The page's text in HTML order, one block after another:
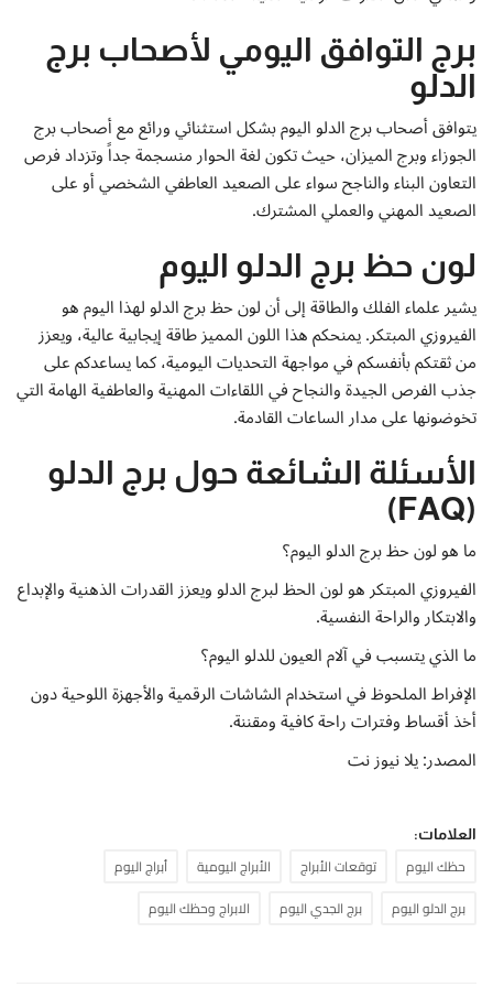
برج التوافق اليومي لأصحاب برج
الدلو
يتوافق أصحاب برج الدلو اليوم بشكل استثنائي ورائع مع أصحاب برج
الجوزاء وبرج الميزان، حيث تكون لغة الحوار منسجمة جداً وتزداد فرص
التعاون البناء والناجح سواء على الصعيد العاطفي الشخصي أو على
الصعيد المهني والعملي المشترك.
لون حظ برج الدلو اليوم
يشير علماء الفلك والطاقة إلى أن لون حظ برج الدلو لهذا اليوم هو
الفيروزي المبتكر. يمنحكم هذا اللون المميز طاقة إيجابية عالية، ويعزز
من ثقتكم بأنفسكم في مواجهة التحديات اليومية، كما يساعدكم على
جذب الفرص الجيدة والنجاح في اللقاءات المهنية والعاطفية الهامة التي
تخوضونها على مدار الساعات القادمة.
الأسئلة الشائعة حول برج الدلو
(FAQ)
ما هو لون حظ برج الدلو اليوم؟
الفيروزي المبتكر هو لون الحظ لبرج الدلو ويعزز القدرات الذهنية والإبداع
والابتكار والراحة النفسية.
ما الذي يتسبب في آلام العيون للدلو اليوم؟
الإفراط الملحوظ في استخدام الشاشات الرقمية والأجهزة اللوحية دون
أخذ أقساط وفترات راحة كافية ومقننة.
المصدر: يلا نيوز نت
العلامات:
حظك اليوم توقعات الأبراج الأبراج اليومية
أبراج اليوم
برج الدلو اليوم
برج الجدي اليوم الابراج وحظك اليوم